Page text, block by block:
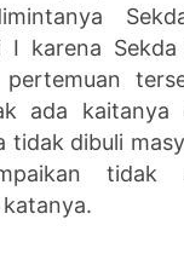
I karena
ada kaitanya
tidak dibuli
tidak
katanya.